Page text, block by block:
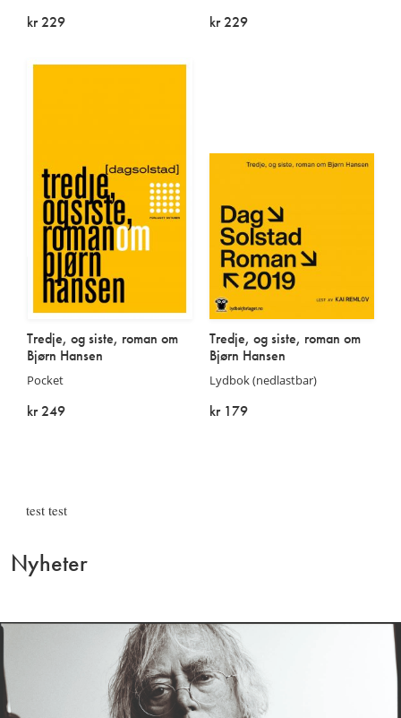
kr 229 kr 229
Tredje, og siste, roman om
Bjørn Hansen
Pocket
kr 249
Tredje, og siste, roman om
Bjørn Hansen
Lydbok (nedlastbar)
kr 179
test test
Nyheter